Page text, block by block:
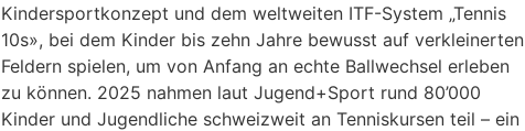
Kindersportkonzept und dem weltweiten ITF-System „Tennis
10s», bei dem Kinder bis zehn Jahre bewusst auf verkleinerten
Feldern spielen, um von Anfang an echte Ballwechsel erleben
zu können. 2025 nahmen laut Jugend+Sport rund 80’000
Kinder und Jugendliche schweizweit an Tenniskursen teil – ein